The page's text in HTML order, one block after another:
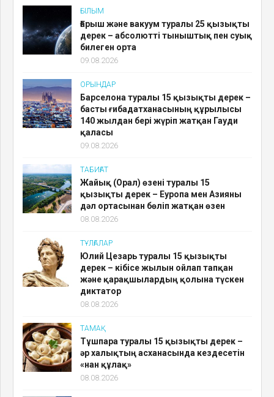
ҒЫЛЫМ
Ғарыш және вакуум туралы 25 қызықты
дерек – абсолютті тыныштық пен суық
билеген орта
09.08.2026
ОРЫНДАР
Барселона туралы 15 қызықты дерек –
басты ғибадатханасының құрылысы
140 жылдан бері жүріп жатқан Гауди
қаласы
09.08.2026
ТАБИҒАТ
Жайық (Орал) өзені туралы 15
қызықты дерек – Еуропа мен Азияны
дәл ортасынан бөліп жатқан өзен
08.08.2026
ТҰЛҒАЛАР
Юлий Цезарь туралы 15 қызықты
дерек – кібісе жылын ойлап тапқан
және қарақшылардың қолына түскен
диктатор
08.08.2026
ТАМАҚ
Тұшпара туралы 15 қызықты дерек –
әр халықтың асханасында кездесетін
«нан құлақ»
08.08.2026